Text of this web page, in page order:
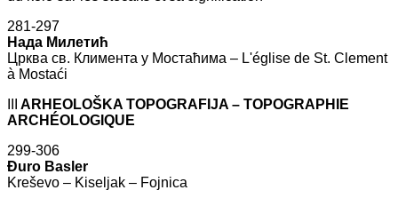
281-297
Нада Милетић
Црква св. Климента у Мостаћима – L'église de St. Clement
à Mostaći
ARHEOLOŠKA TOPOGRAFIJA – TOPOGRAPHIE
ARCHÉOLOGIQUE
299-306
Đuro Basler
Kreševo – Kiseljak – Fojnica